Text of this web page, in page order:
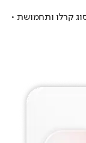
קרלו ותחמושת •